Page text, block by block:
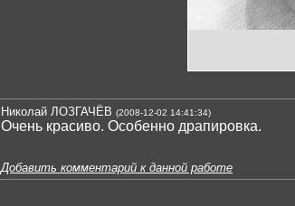
Николай ЛОЗГАЧЁВ (2008-12-02 14:41:34)
Очень красиво. Особенно драпировка.
Добавить комментарий к данной работе